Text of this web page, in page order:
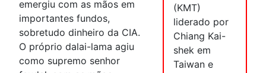
(KMT)
liderado por
Chiang Kai-
shek em
Taiwan e
emergiu com as mãos em
importantes fundos,
sobretudo dinheiro da CIA.
O próprio dalai-lama agiu
como supremo senhor